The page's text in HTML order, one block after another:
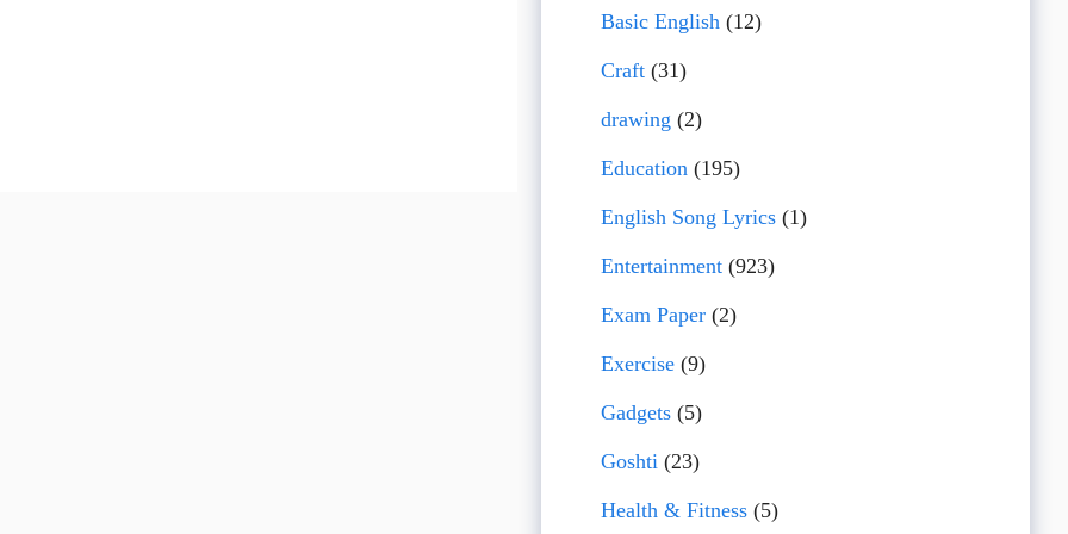
Basic English (12)
Craft (31)
drawing (2)
Education (195)
English Song Lyrics (1)
Entertainment (923)
Exam Paper (2)
Exercise (9)
Gadgets (5)
Goshti (23)
Health & Fitness (5)